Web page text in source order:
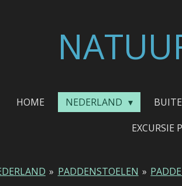
HOME NEDERLAND
EXCURSIE
» PADDENSTOELEN »